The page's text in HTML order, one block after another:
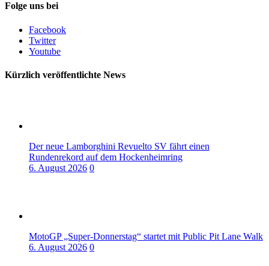
Folge uns bei
Facebook
Twitter
Youtube
Kürzlich veröffentlichte News
Der neue Lamborghini Revuelto SV fährt einen
Rundenrekord auf dem Hockenheimring
6. August 2026 0
MotoGP „Super-Donnerstag“ startet mit Public Pit Lane Walk
6. August 2026 0